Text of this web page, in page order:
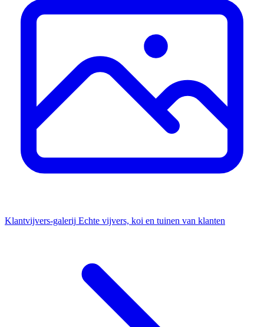
Klantvijvers-galerij Echte vijvers, koi en tuinen van klanten